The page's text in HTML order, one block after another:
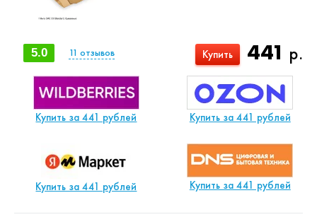
441 р.
Купить
5.0 11 отзывов
Купить за 441 рублей Купить за 441 рублей
Купить за 441 рублей Купить за 441 рублей